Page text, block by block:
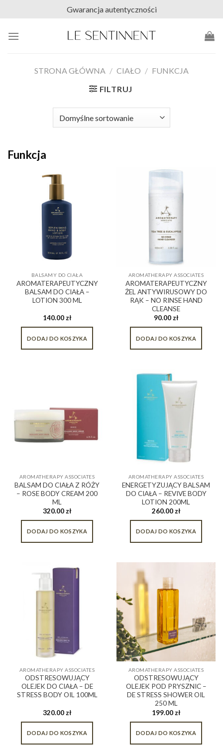
content
Gwarancja autentyczności
STRONA GŁÓWNA / CIAŁO / FUNKCJA
FILTRUJ
Funkcja
BALSAMY DO CIAŁA
AROMATERAPEUTYCZNY
BALSAM DO CIAŁA –
LOTION 300 ML
140.00zł
DODAJ DO KOSZYKA
AROMATHERAPY ASSOCIATES
AROMATERAPEUTYCZNY
ŻEL ANTYWIRUSOWY DO
RĄK – NO RINSE HAND
CLEANSE
90.00zł
DODAJ DO KOSZYKA
AROMATHERAPY ASSOCIATES
BALSAM DO CIAŁA Z RÓŻY
– ROSE BODY CREAM 200
ML
320.00 zł
DODAJ DO KOSZYKA
AROMATHERAPY ASSOCIATES
ENERGETYZUJĄCY BALSAM
DO CIAŁA – REVIVE BODY
LOTION 200ML
260.00 zł
DODAJ DO KOSZYKA
AROMATHERAPY ASSOCIATES
ODSTRESOWUJĄCY
OLEJEK DO CIAŁA – DE
STRESS BODY OIL 100ML
320.00 zł
DODAJ DO KOSZYKA
AROMATHERAPY ASSOCIATES
ODSTRESOWUJĄCY
OLEJEK POD PRYSZNIC –
DE STRESS SHOWER OIL
250 ML
199.00 zł
DODAJ DO KOSZYKA